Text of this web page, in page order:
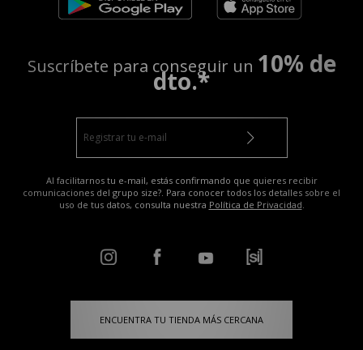
Suscríbete para conseguir un 10% de
dto.*
Al facilitarnos tu e-mail, estás confirmando que quieres recibir
comunicaciones del grupo size?. Para conocer todos los detalles sobre el
uso de tus datos, consulta nuestra Política de Privacidad
ENCUENTRA TU TIENDA MÁS CERCANA